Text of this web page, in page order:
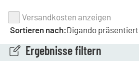
Ergebnisse filtern
Versandkosten anzeigen
Sortieren nach:Digando präsentiert